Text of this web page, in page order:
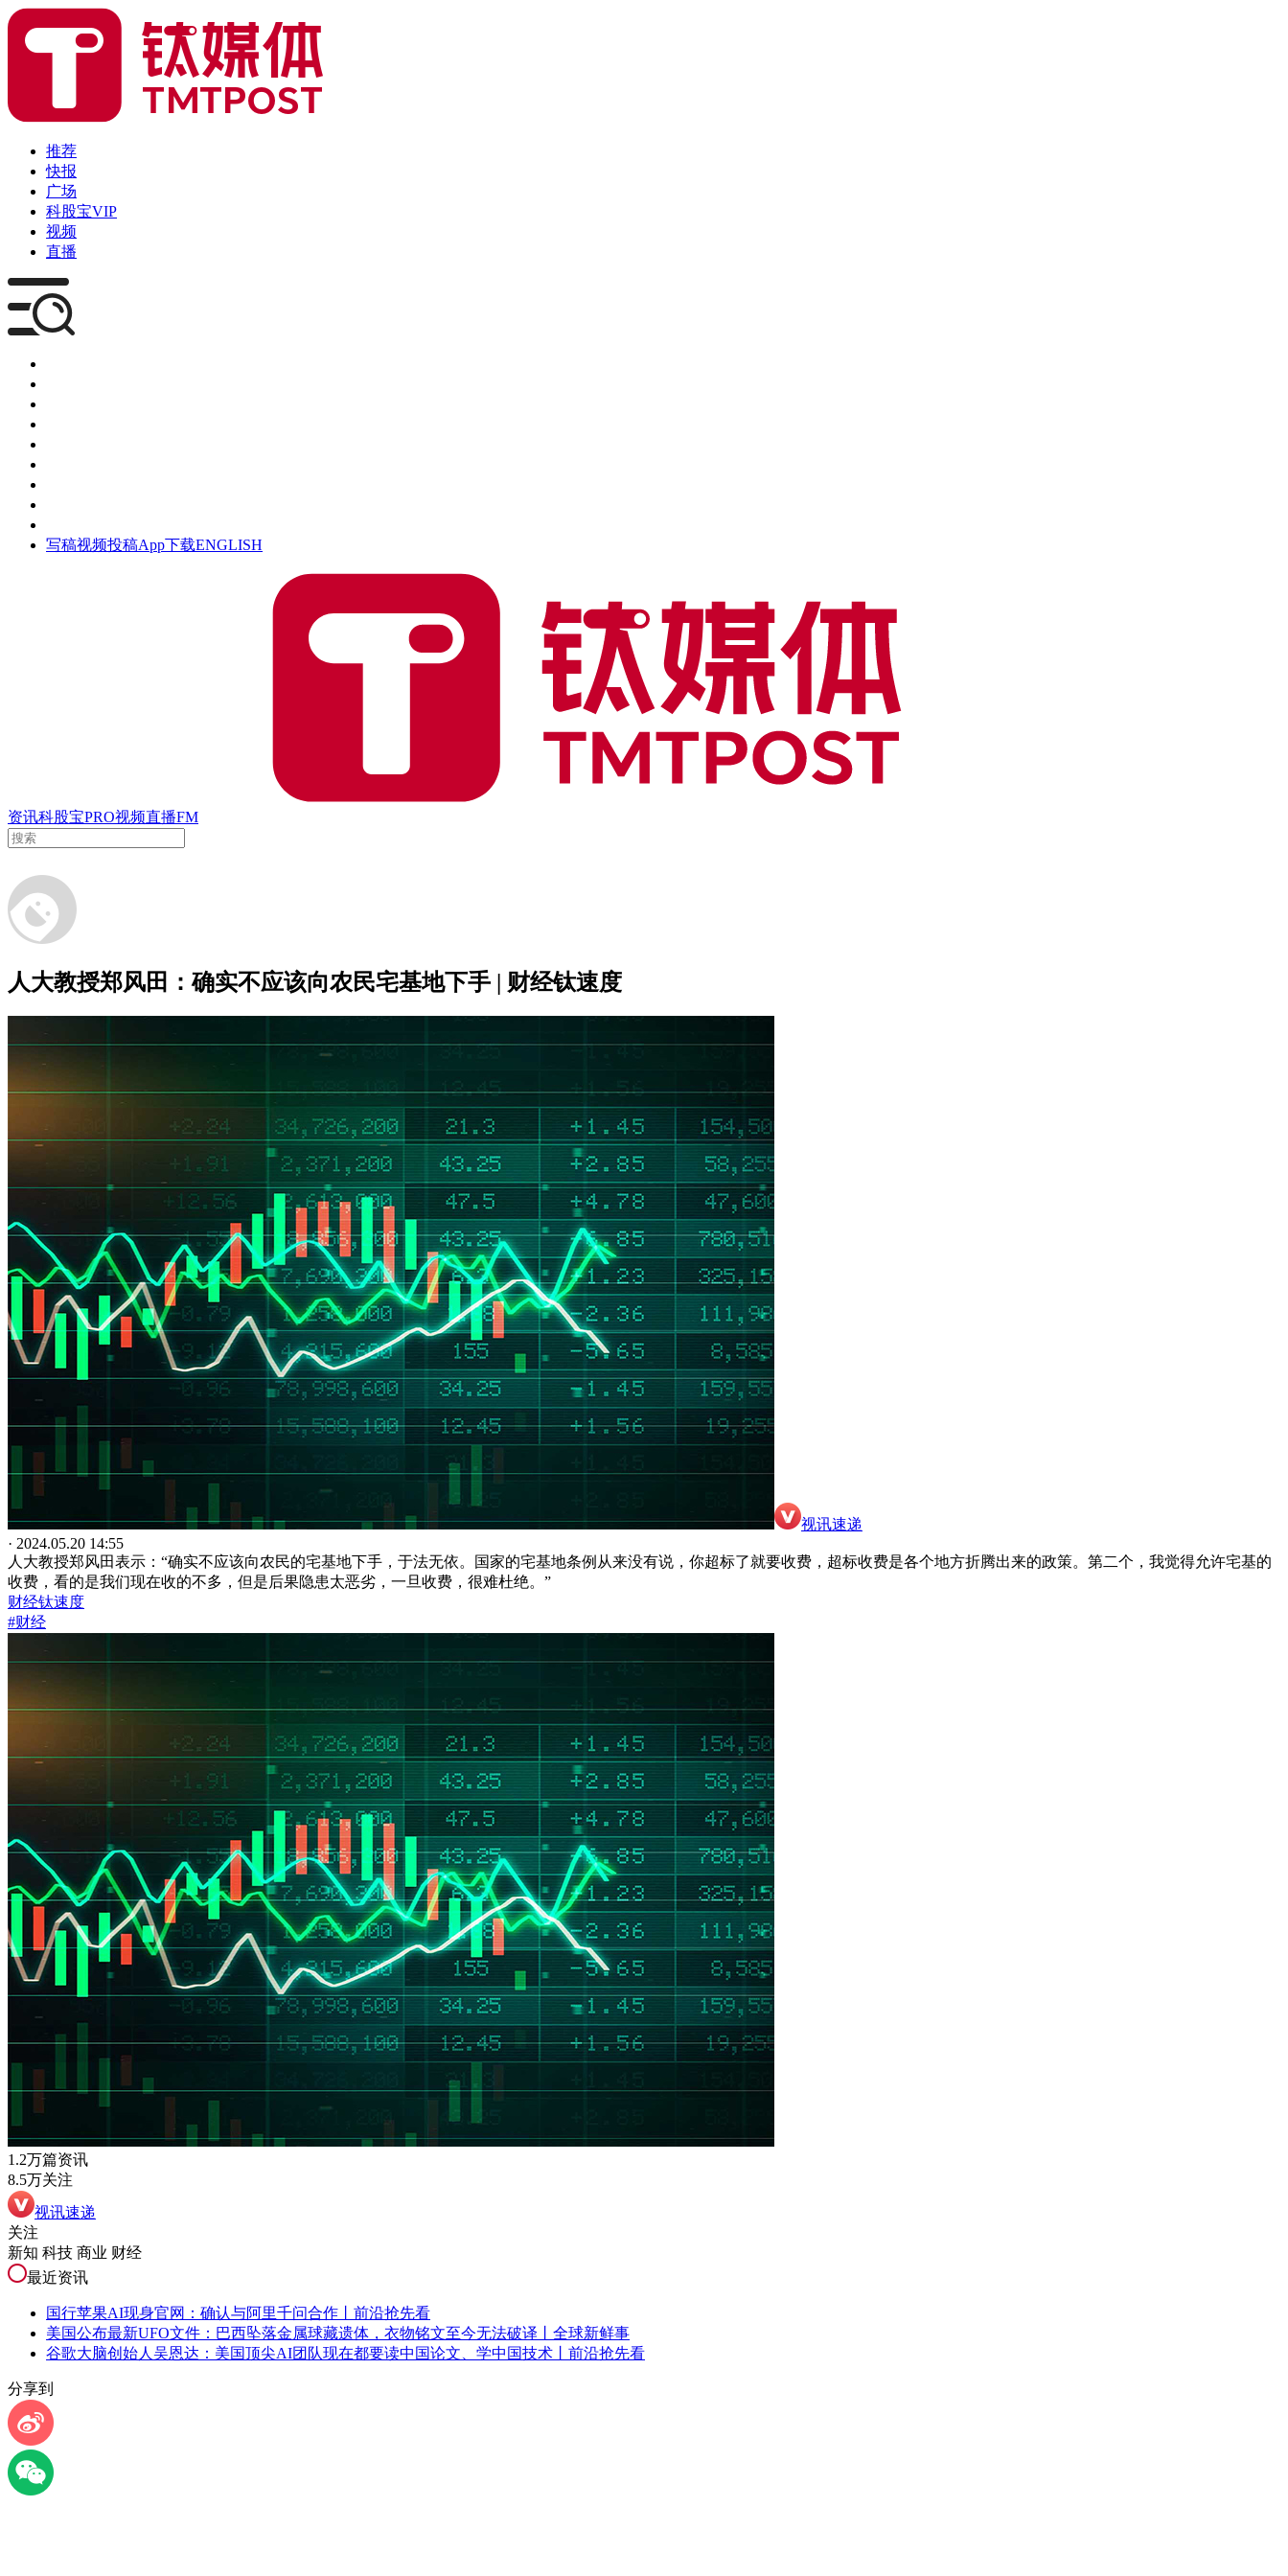
推荐
快报
广场
科股宝VIP
视频
直播
写稿视频投稿App下载ENGLISH
资讯科股宝PRO视频直播FM
人大教授郑风田：确实不应该向农民宅基地下手 | 财经钛速度
视讯速递
· 2024.05.20 14:55
人大教授郑风田表示：“确实不应该向农民的宅基地下手，于法无依。国家的宅基地条例从来没有说，你超标了就要收费，超标收费是各个地方折腾出来的政策。第二个，我觉得允许宅基的
收费，看的是我们现在收的不多，但是后果隐患太恶劣，一旦收费，很难杜绝。”
财经钛速度
#财经
1.2万篇资讯
8.5万关注
视讯速递
关注
新知 科技 商业 财经
最近资讯
国行苹果AI现身官网：确认与阿里千问合作丨前沿抢先看
美国公布最新UFO文件：巴西坠落金属球藏遗体，衣物铭文至今无法破译丨全球新鲜事
谷歌大脑创始人吴恩达：美国顶尖AI团队现在都要读中国论文、学中国技术丨前沿抢先看
分享到